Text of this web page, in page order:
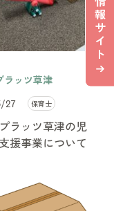
報
サ
イ
ト
ラッツ草津
27 保育士
ラッツ草津の児
援事業について